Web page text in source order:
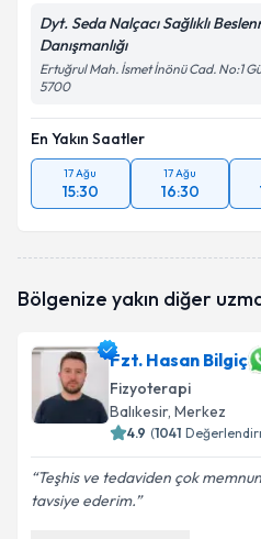
Dyt. Seda Nalçacı Sağlıklı
Danışmanlığı
Ertuğrul Mah. İsmet İnönü Cad. No:1
5700
En Yakın Saatler
17 Ağu
15:30
17 Ağu
16:30
Bölgenize yakın diğer
Fzt. Hasan Bilgiç
Fizyoterapi
Balıkesir, Merkez
4.9 (1041
Teşhis ve tedaviden çok
tavsiye ederim.